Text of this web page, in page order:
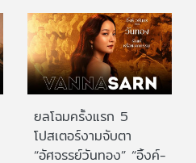
ยลโฉมครั้งแรก 5
โปสเตอร์งามจับตา
“อัศจรรย์วันทอง” “อิ้งค์-